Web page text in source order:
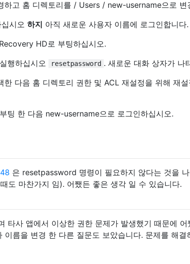
고 홈 디렉토리를 / Users / new-username으로 변
시오 하지 아직 새로운 사용자 이름에 로그인합니다.
HD로 부팅하십시오.
행하십시오
resetpassword . 새로운 대화 상자가 나
다음 홈 디렉토리 권한 및 ACL 재설정을 위해 재
팅 한 다음 new-username으로 로그인하십시오.
은 resetpassword 명령이 필요하지 않다는 것을
도 마찬가지 임). 어쨌든 좋은 생각 일 수 있습니다.
타사 앱에서 이상한 권한 문제가 발생했기 때문에 어
이름을 변경 한 다른 질문도 보았습니다. 문제를 해결